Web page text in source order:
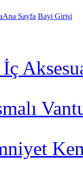
Ana Sayfa Bayi Girişi